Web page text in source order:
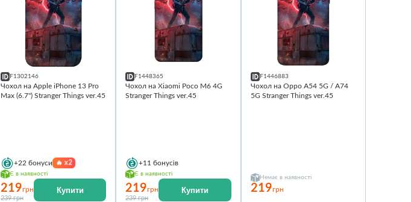
F1302146
Чохол на Apple iPhone 13 Pro
Max (6.7") Stranger Things ver.45
+22 бонуси 🔥x2
Є в наявності
219грн
239 грн
Купити
F1448365
Чохол на Xiaomi Poco M6 4G
Stranger Things ver.45
+11 бонусів
Є в наявності
219грн
239 грн
Купити
F1446883
Чохол на Oppo A54 5G / A74
5G Stranger Things ver.45
Немає в наявності
219грн